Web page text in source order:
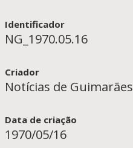
Identificador
NG_1970.05.16
Criador
Notícias de Guimarães
Data de criação
1970/05/16